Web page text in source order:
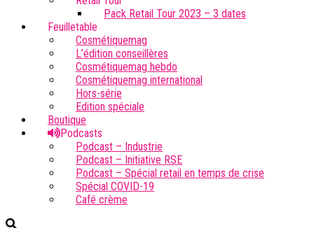
Pack Retail Tour 2023 – 3 dates
Feuilletable
Cosmétiquemag
L’édition conseillères
Cosmétiquemag hebdo
Cosmétiquemag international
Hors-série
Edition spéciale
Boutique
Podcasts
Podcast – Industrie
Podcast – Initiative RSE
Podcast – Spécial retail en temps de crise
Spécial COVID-19
Café crème